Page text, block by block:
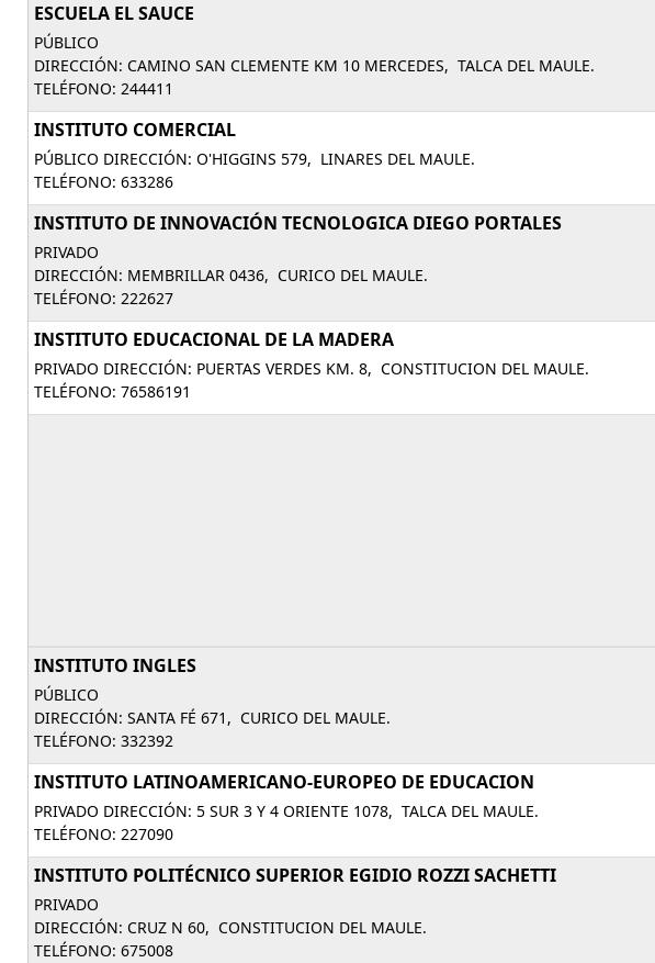
ESCUELA EL SAUCE
PÚBLICO
DIRECCIÓN: CAMINO SAN CLEMENTE KM 10 MERCEDES, TALCA DEL MAULE.
TELÉFONO: 244411
INSTITUTO COMERCIAL
PÚBLICO DIRECCIÓN: O'HIGGINS 579, LINARES DEL MAULE.
TELÉFONO: 633286
INSTITUTO DE INNOVACIÓN TECNOLOGICA DIEGO PORTALES
PRIVADO
DIRECCIÓN: MEMBRILLAR 0436, CURICO DEL MAULE.
TELÉFONO: 222627
INSTITUTO EDUCACIONAL DE LA MADERA
PRIVADO DIRECCIÓN: PUERTAS VERDES KM. 8, CONSTITUCION DEL MAULE.
TELÉFONO: 76586191
INSTITUTO INGLES
PÚBLICO
DIRECCIÓN: SANTA FÉ 671, CURICO DEL MAULE.
TELÉFONO: 332392
INSTITUTO LATINOAMERICANO-EUROPEO DE EDUCACION
PRIVADO DIRECCIÓN: 5 SUR 3 Y 4 ORIENTE 1078, TALCA DEL MAULE.
TELÉFONO: 227090
INSTITUTO POLITÉCNICO SUPERIOR EGIDIO ROZZI SACHETTI
PRIVADO
DIRECCIÓN: CRUZ N 60, CONSTITUCION DEL MAULE.
TELÉFONO: 675008